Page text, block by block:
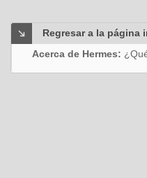
Regresar a la página
Acerca de Hermes: